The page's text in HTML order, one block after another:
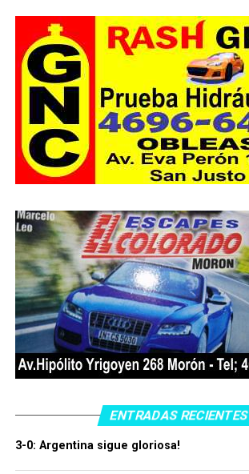
ENTRADAS RECIENTES
3-0: Argentina sigue gloriosa!